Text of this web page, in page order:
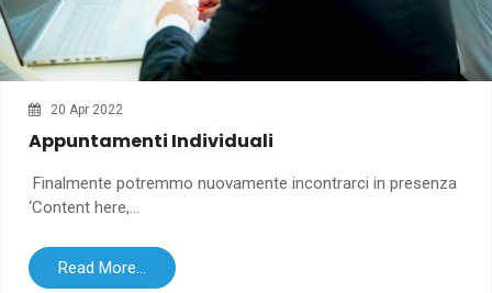
20 Apr 2022
Appuntamenti Individuali
Finalmente potremmo nuovamente incontrarci in presenza
‘Content here,...
Read More...